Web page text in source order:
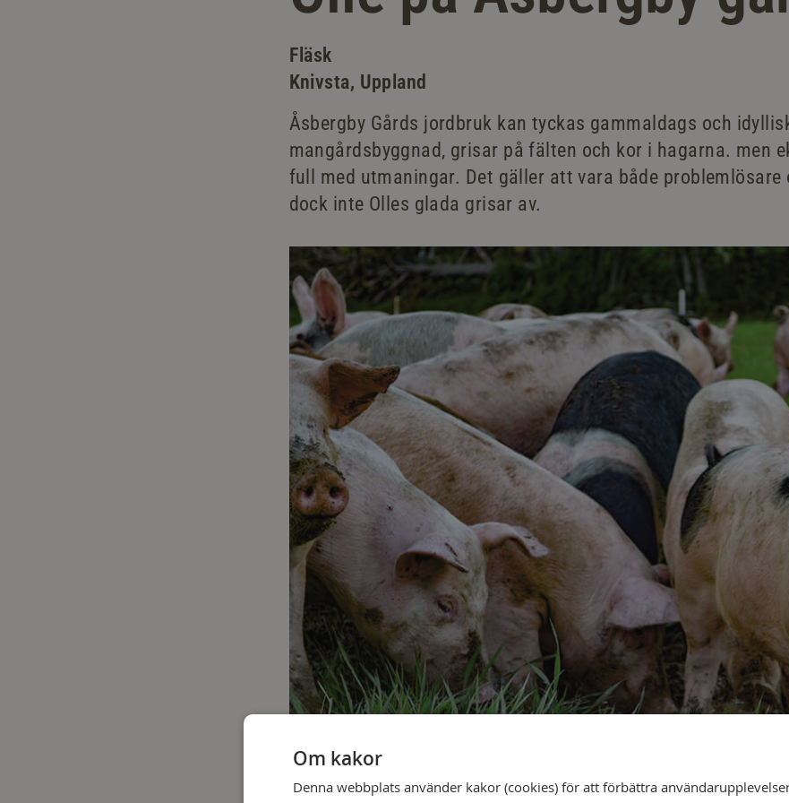
Fläsk
Knivsta, Uppland
Åsbergby Gårds jordbruk kan tyckas gammaldags och
mangårdsbyggnad, grisar på fälten och kor i hagarna. men
full med utmaningar. Det gäller att vara både
dock inte Olles glada grisar av.
Om kakor
Denna webbplats använder kakor (cookies) för att förbättra